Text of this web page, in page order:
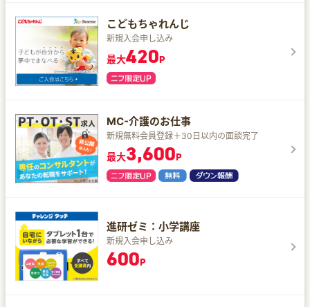
こどもちゃれんじ
新規入会申し込み
最大420P
MC-介護のお仕事
新規無料会員登録＋30日以内の面談完了
最大3,600P
進研ゼミ：小学講座
新規入会申し込み
600P